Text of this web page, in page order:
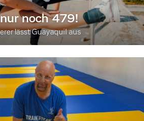
noch 479!
lässt Guayaquil aus